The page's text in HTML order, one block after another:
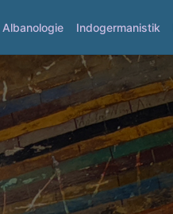
Albanologie Indogermanistik